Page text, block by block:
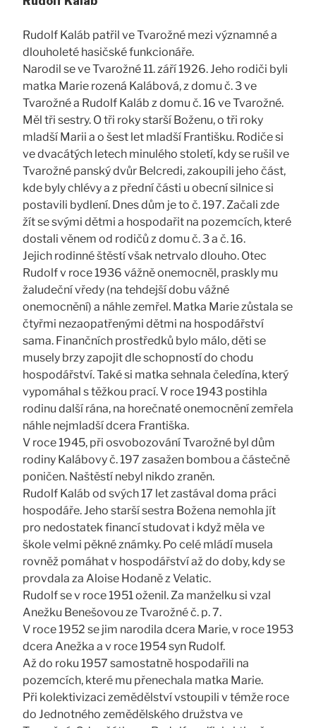
Rudolf Kaláb patřil ve Tvarožné mezi významné a
dlouholeté hasičské funkcionáře.
Narodil se ve Tvarožné 11. září 1926. Jeho rodiči byli
matka Marie rozená Kalábová, z domu č. 3 ve
Tvarožné a Rudolf Kaláb z domu č. 16 ve Tvarožné.
Měl tři sestry. O tři roky starší Boženu, o tři roky
mladší Marii a o šest let mladší Františku. Rodiče si
ve dvacátých letech minulého století, kdy se rušil ve
Tvarožné panský dvůr Belcredi, zakoupili jeho část,
kde byly chlévy a z přední části u obecní silnice si
postavili bydlení. Dnes dům je to č. 197. Začali zde
žít se svými dětmi a hospodařit na pozemcích, které
dostali věnem od rodičů z domu č. 3 a č. 16.
Jejich rodinné štěstí však netrvalo dlouho. Otec
Rudolf v roce 1936 vážně onemocněl, praskly mu
žaludeční vředy (na tehdejší dobu vážné
onemocnění) a náhle zemřel. Matka Marie zůstala se
čtyřmi nezaopatřenými dětmi na hospodářství
sama. Finančních prostředků bylo málo, děti se
musely brzy zapojit dle schopností do chodu
hospodářství. Také si matka sehnala čeledína, který
vypomáhal s těžkou prací. V roce 1943 postihla
rodinu další rána, na horečnaté onemocnění zemřela
náhle nejmladší dcera Františka.
V roce 1945, při osvobozování Tvarožné byl dům
rodiny Kalábovy č. 197 zasažen bombou a částečně
poničen. Naštěstí nebyl nikdo zraněn.
Rudolf Kaláb od svých 17 let zastával doma práci
hospodáře. Jeho starší sestra Božena nemohla jít
pro nedostatek financí studovat i když měla ve
škole velmi pěkné známky. Po celé mládí musela
rovněž pomáhat v hospodářství až do doby, kdy se
provdala za Aloise Hodaně z Velatic.
Rudolf se v roce 1951 oženil. Za manželku si vzal
Anežku Benešovou ze Tvarožné č. p. 7.
V roce 1952 se jim narodila dcera Marie, v roce 1953
dcera Anežka a v roce 1954 syn Rudolf.
Až do roku 1957 samostatně hospodařili na
pozemcích, které mu přenechala matka Marie.
Při kolektivizaci zemědělství vstoupili v témže roce
do Jednotného zemědělského družstva ve